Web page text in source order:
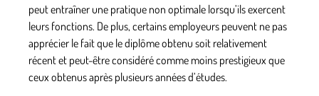
peut entraîner une pratique non optimale lorsqu’ils exercent
leurs fonctions. De plus, certains employeurs peuvent ne pas
apprécier le fait que le diplôme obtenu soit relativement
récent et peut-être considéré comme moins prestigieux que
ceux obtenus après plusieurs années d’études.